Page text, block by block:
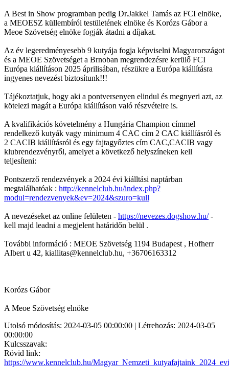
A Best in Show programban pedig Dr.Jakkel Tamás az FCI elnöke,
a MEOESZ küllembírói testületének elnöke és Korózs Gábor a
Meoe Szövetség elnöke fogják átadni a díjakat.
Az év legeredményesebb 9 kutyája fogja képviselni Magyarországot
és a MEOE Szövetséget a Brnoban megrendezésre kerülő FCI
Európa kiállításon 2025 áprilisában, részükre a Európa kiállításra
ingyenes nevezést biztosítunk!!!
Tájékoztatjuk, hogy aki a pontversenyen elindul és megnyeri azt, az
kötelezi magát a Európa kiállításon való részvételre is.
A kvalifikációs követelmény a Hungária Champion címmel
rendelkező kutyák vagy minimum 4 CAC cím 2 CAC kiállíásról és
2 CACIB kiállításról és egy fajtagyőztes cím CAC,CACIB vagy
klubrendezvényről, amelyet a következő helyszíneken kell
teljesíteni:
Pontszerző rendezvények a 2024 évi kiálltási naptárban
megtalálhatóak : http://kennelclub.hu/index.php?
modul=rendezvenyek&ev=2024&szuro=kull
A nevezéseket az online felületen - https://nevezes.dogshow.hu/-
kell majd leadni a megjelent határidőn belül .
További információ : MEOE Szövetség 1194 Budapest , Hofherr
Albert u 42, kiallitas@kennelclub.hu, +36706163312
Korózs Gábor
A Meoe Szövetség elnöke
Utolsó módosítás: 2024-03-05 00:00:00 | Létrehozás: 2024-03-05
00:00:00
Kulcsszavak:
Rövid link:
https://www.kennelclub.hu/